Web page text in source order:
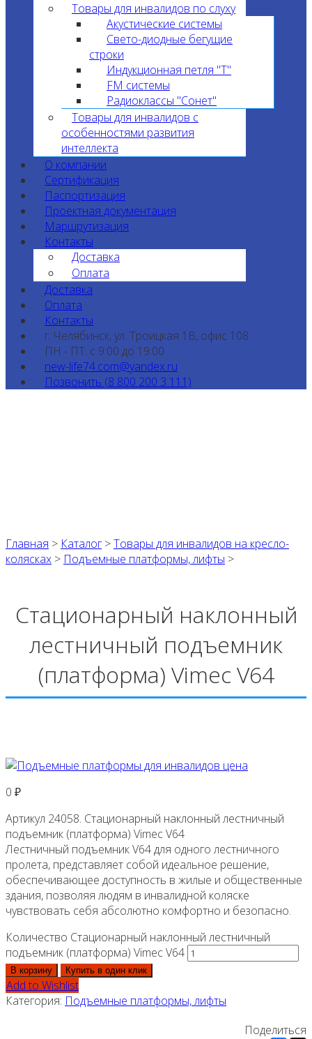
Товары для инвалидов по слуху
Акустические системы
Свето-диодные бегущие
строки
Индукционная петля "T"
FM системы
Радиоклассы "Сонет"
Товары для инвалидов с
особенностями развития
интеллекта
О компании
Сертификация
Паспортизация
Проектная документация
Маршрутизация
Контакты
Доставка
Оплата
Доставка
Оплата
Контакты
г. Челябинск, ул. Троицкая 1В, офис 108
ПН - ПТ: с 9:00 до 19:00
new-life74.com@yandex.ru
Позвонить (8 800 200 3 111)
Главная > Каталог >Товары для инвалидов на кресло-
колясках > Подъемные платформы, лифты >
Стационарный наклонный
лестничный подъемник
(платформа) Vimec V64
0 ₽
Артикул 24058. Стационарный наклонный лестничный
подъемник (платформа) Vimec V64
Лестничный подъемник V64 для одного лестничного
пролета, представляет собой идеальное решение,
обеспечивающее доступность в жилые и общественные
здания, позволяя людям в инвалидной коляске
чувствовать себя абсолютно комфортно и безопасно.
Количество Стационарный наклонный лестничный
подъемник (платформа) Vimec V64
В корзину Купить в один клик
Add to Wishlist
Категория: Подъемные платформы, лифты
Поделиться